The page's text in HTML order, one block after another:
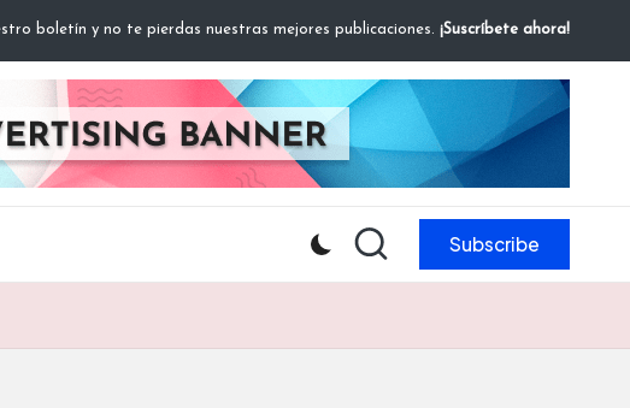
boletín y no te pierdas nuestras mejores publicaciones. ¡Suscríbete ahora!
Subscribe